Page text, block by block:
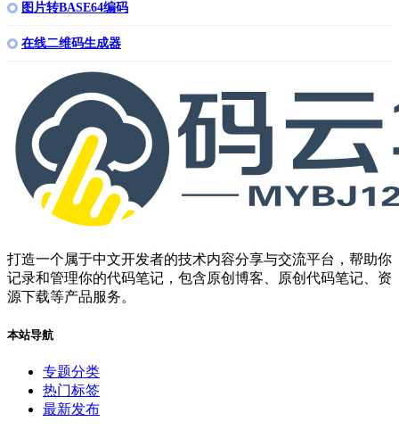
图片转BASE64编码
在线二维码生成器
打造一个属于中文开发者的技术内容分享与交流平台，帮助你
记录和管理你的代码笔记，包含原创博客、原创代码笔记、资
源下载等产品服务。
本站导航
专题分类
热门标签
最新发布